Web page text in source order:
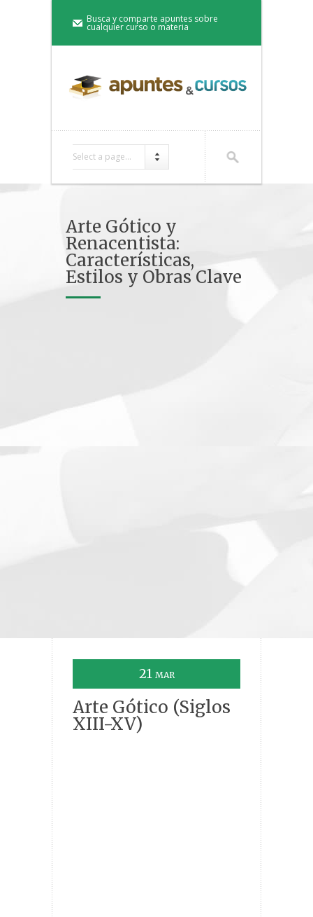
Busca y comparte apuntes sobre
cualquier curso o materia
Select a page...
Arte Gótico y
Renacentista:
Características,
Estilos y Obras Clave
21 MAR
Arte Gótico (Siglos
XIII-XV)